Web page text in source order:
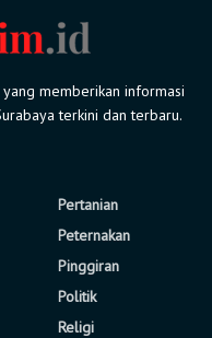
memberikan informasi
terkini dan terbaru.
Pertanian
Peternakan
Pinggiran
Politik
Religi